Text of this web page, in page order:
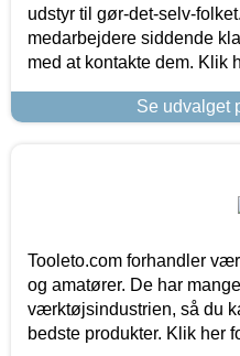
udstyr til gør-det-selv-
medarbejdere siddende
med at kontakte dem. Klik
Se udvalget
Tooleto.com forhandler
og amatører. De har
værktøjsindustrien, så du
bedste produkter. Klik her